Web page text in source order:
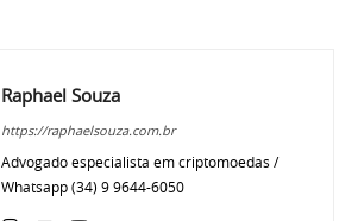
Raphael Souza
https://raphaelsouza.com.br
Advogado especialista em criptomoedas /
Whatsapp (34) 9 9644-6050